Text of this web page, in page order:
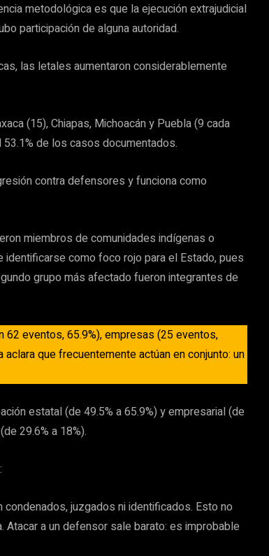
metodológica es que la ejecución extrajudicial
participación de alguna autoridad.
las letales aumentaron considerablemente
(15), Chiapas, Michoacán y Puebla (9 cada
de los casos documentados.
contra defensores y funciona como
miembros de comunidades indígenas o
identificarse como foco rojo para el Estado, pues
grupo más afectado fueron integrantes de
eventos, 65.9%), empresas (25 eventos,
que frecuentemente actúan en conjunto: un
estatal (de 49.5% a 65.9%) y empresarial (de
29.6% a 18%).
juzgados ni identificados. Esto no
a un defensor sale barato: es improbable